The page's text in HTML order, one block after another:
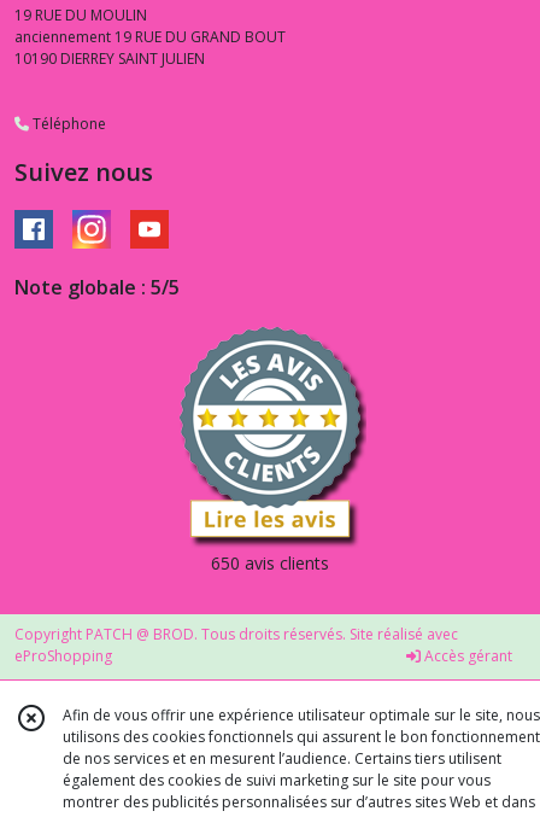
19 RUE DU MOULIN
anciennement 19 RUE DU GRAND BOUT
10190 DIERREY SAINT JULIEN
Téléphone
Suivez nous
Note globale : 5/5
650 avis clients
Copyright PATCH @ BROD. Tous droits réservés. Site réalisé avec
eProShopping
Accès gérant
Afin de vous offrir une expérience utilisateur optimale sur le site, nous
utilisons des cookies fonctionnels qui assurent le bon fonctionnement
de nos services et en mesurent l’audience. Certains tiers utilisent
également des cookies de suivi marketing sur le site pour vous
montrer des publicités personnalisées sur d’autres sites Web et dans